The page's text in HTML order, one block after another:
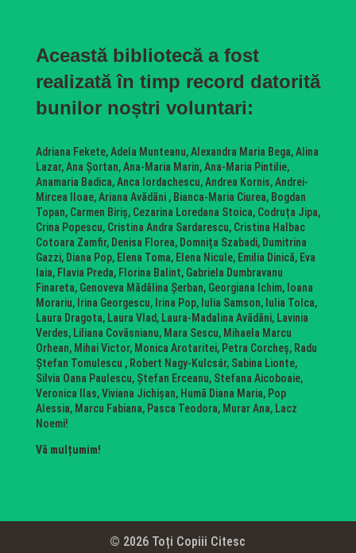
Această bibliotecă a fost
realizată în timp record datorită
bunilor noștri voluntari:
Adriana Fekete, Adela Munteanu, Alexandra Maria Bega, Alina
Lazar, Ana Șortan, Ana-Maria Marin, Ana-Maria Pintilie,
Anamaria Badica, Anca Iordachescu, Andrea Kornis, Andrei-
Mircea Iloae, Ariana Avădăni , Bianca-Maria Ciurea, Bogdan
Topan, Carmen Biriș, Cezarina Loredana Stoica, Codruța Jipa,
Crina Popescu, Cristina Andra Sardarescu, Cristina Halbac
Cotoara Zamfir, Denisa Florea, Domnița Szabadi, Dumitrina
Gazzi, Diana Pop, Elena Toma, Elena Nicule, Emilia Dinică, Eva
Iaia, Flavia Preda, Florina Balint, Gabriela Dumbravanu
Finareta, Genoveva Mădălina Șerban, Georgiana Ichim, Ioana
Morariu, Irina Georgescu, Irina Pop, Iulia Samson, Iulia Tolca,
Laura Dragota, Laura Vlad, Laura-Madalina Avădăni, Lavinia
Verdes, Liliana Covăsnianu, Mara Sescu, Mihaela Marcu
Orhean, Mihai Victor, Monica Arotaritei, Petra Corcheș, Radu
Ștefan Tomulescu , Robert Nagy-Kulcsár, Sabina Lionte,
Silvia Oana Paulescu, Ștefan Erceanu, Stefana Aicoboaie,
Veronica Ilas, Viviana Jichișan, Humă Diana Maria, Pop
Alessia, Marcu Fabiana, Pasca Teodora, Murar Ana, Lacz
Noemi!
Vă mulțumim!
© 2026 Toți Copiii Citesc